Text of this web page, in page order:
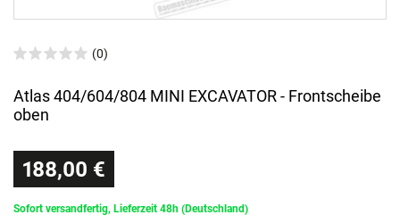
(0)
Atlas 404/604/804 MINI EXCAVATOR - Frontscheibe
oben
188,00 €
Sofort versandfertig, Lieferzeit 48h (Deutschland)